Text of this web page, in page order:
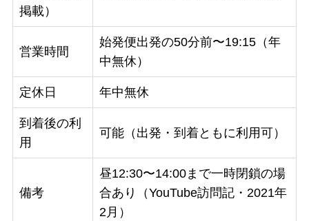
掲載）
営業時間
始発便出発の50分前〜19:15（年
中無休）
定休日 年中無休
到着後の利
用
可能（出発・到着ともに利用可）
備考
昼12:30〜14:00まで一時閉鎖の場
合あり（YouTube訪問記・2021年
2月）